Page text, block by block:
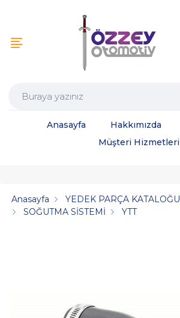
Anasayfa Hakkımızda
Müşteri Hizmetleri
Anasayfa YEDEK PARÇA KATALOĞU
SOĞUTMA SİSTEMİ
YTT